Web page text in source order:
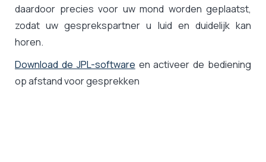
daardoor precies voor uw mond worden geplaatst,
zodat uw gesprekspartner u luid en duidelijk kan
horen.
Download de JPL-software en activeer de bediening
op afstand voor gesprekken